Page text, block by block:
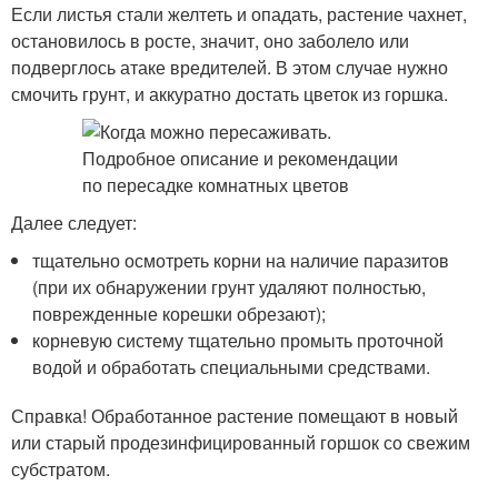
Если листья стали желтеть и опадать, растение чахнет,
остановилось в росте, значит, оно заболело или
подверглось атаке вредителей. В этом случае нужно
смочить грунт, и аккуратно достать цветок из горшка.
Далее следует:
тщательно осмотреть корни на наличие паразитов
(при их обнаружении грунт удаляют полностью,
поврежденные корешки обрезают);
корневую систему тщательно промыть проточной
водой и обработать специальными средствами.
Справка! Обработанное растение помещают в новый
или старый продезинфицированный горшок со свежим
субстратом.